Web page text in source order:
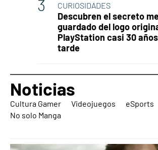
CURIOSIDADES
Descubren el secreto
guardado del logo
PlayStation casi 30
tarde
Noticias
Cultura Gamer Videojuegos eSports
No solo Manga